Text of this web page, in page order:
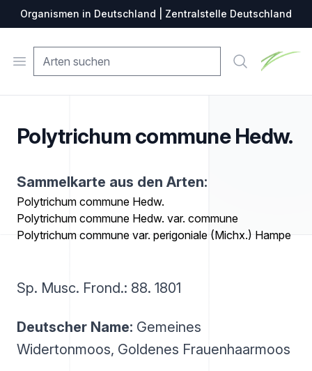
Organismen in Deutschland | Zentralstelle Deutschland
Open menu Suche
Polytrichum commune Hedw.
Sammelkarte aus den Arten:
Polytrichum commune Hedw.
Polytrichum commune Hedw. var. commune
Polytrichum commune var. perigoniale (Michx.) Hampe
Sp. Musc. Frond.: 88. 1801
Deutscher Name: Gemeines
Widertonmoos, Goldenes Frauenhaarmoos